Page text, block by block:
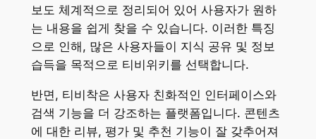
보도 체계적으로 정리되어 있어 사용자가 원하
는 내용을 쉽게 찾을 수 있습니다. 이러한 특징
으로 인해, 많은 사용자들이 지식 공유 및 정보
습득을 목적으로 티비위키를 선택합니다.
반면, 티비착은 사용자 친화적인 인터페이스와
검색 기능을 더 강조하는 플랫폼입니다. 콘텐츠
에 대한 리뷰, 평가 및 추천 기능이 잘 갖추어져